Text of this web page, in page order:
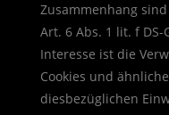
Zusammenhang
Art. 6 Abs. 1 lit. f DS-
Interesse ist die
Cookies und
diesbezüglichen